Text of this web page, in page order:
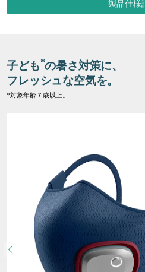
製品仕様
子ども*の暑さ対策に、
フレッシュな空気を。
*対象年齢７歳以上。